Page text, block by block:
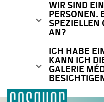
WIR SIND
PERSONEN.
SPEZIELLEN
AN?
ICH HABE
KANN ICH
GALERIE